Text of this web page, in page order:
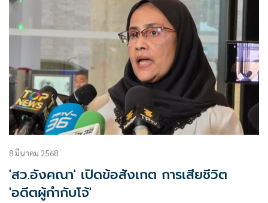
8 มีนาคม 2568
'สว.อังคณา' เปิดข้อสังเกต การเสียชีวิต
'อดีตผู้กำกับโจ้'